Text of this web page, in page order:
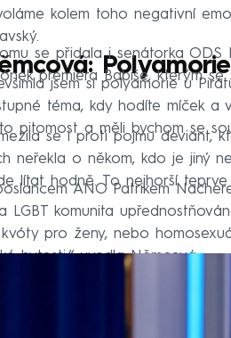
kolem toho negativní
se přidala i senátorka
premiéra Babiše, kterým
jsem si polyamorie u
téma, kdy hodíte míček a
pitomost a měli bychom se
se i proti pojmu deviant,
neřekla o někom, kdo je jiný
lítat hodně. To nejhorší
ANO Patrikem
LGBT komunita
pro ženy, nebo
bytosti,“ uvedla Němcová.